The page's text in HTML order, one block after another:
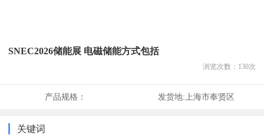
SNEC2026储能展 电磁储能方式包括
浏览次数： 130次
产品规格： 发货地:上海市奉贤区
关键词